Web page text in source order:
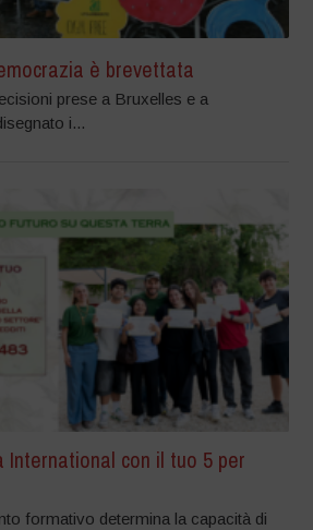
è brevettata
prese a Bruxelles e a
i...
International con il tuo 5 per
formativo determina la capacità di